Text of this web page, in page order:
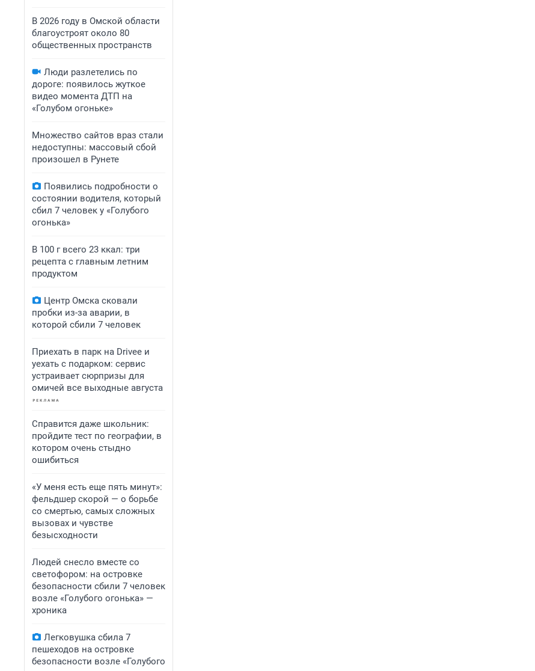
В 2026 году в Омской области
благоустроят около 80
общественных пространств
Люди разлетелись по
дороге: появилось жуткое
видео момента ДТП на
«Голубом огоньке»
Множество сайтов враз стали
недоступны: массовый сбой
произошел в Рунете
Появились подробности о
состоянии водителя, который
сбил 7 человек у «Голубого
огонька»
В 100 г всего 23 ккал: три
рецепта с главным летним
продуктом
Центр Омска сковали
пробки из-за аварии, в
которой сбили 7 человек
Приехать в парк на Drivee и
уехать с подарком: сервис
устраивает сюрпризы для
омичей все выходные августа
Справится даже школьник:
пройдите тест по географии, в
котором очень стыдно
ошибиться
«У меня есть еще пять минут»:
фельдшер скорой — о борьбе
со смертью, самых сложных
вызовах и чувстве
безысходности
Людей снесло вместе со
светофором: на островке
безопасности сбили 7 человек
возле «Голубого огонька» —
хроника
Легковушка сбила 7
пешеходов на островке
безопасности возле «Голубого